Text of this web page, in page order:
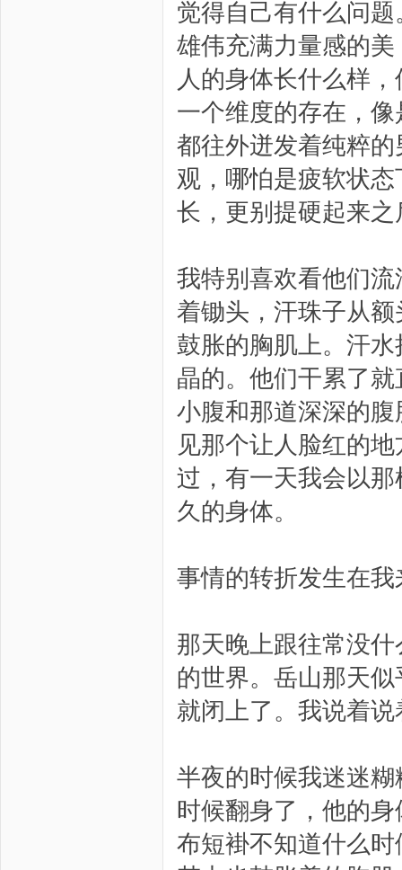
觉得自己有什么问
雄伟充满力量感的
人的身体长什么样
一个维度的存在，
都往外迸发着纯粹
观，哪怕是疲软状
长，更别提硬起来之
我特别喜欢看他们
着锄头，汗珠子从
鼓胀的胸肌上。汗
晶的。他们干累了
小腹和那道深深的
见那个让人脸红的
过，有一天我会以
久的身体。
事情的转折发生在
那天晚上跟往常没
的世界。岳山那天
就闭上了。我说着
半夜的时候我迷迷
时候翻身了，他的
布短褂不知道什么